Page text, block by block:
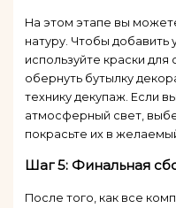
На этом этапе вы
натуру. Чтобы добавить
используйте краски
обернуть бутылку
технику декупаж. Если
атмосферный свет,
покрасьте их в
Шаг 5: Финальная
После того, как все